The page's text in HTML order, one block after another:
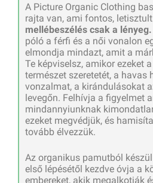
A Picture Organic Clothing
rajta van, ami fontos,
mellébeszélés csak a lényeg.
póló a férfi és a női vonalon
elmondja mindazt, amit a
Te képviselsz, amikor ezeket
természet szeretetét, a havas
vonzalmat, a kirándulásokat
levegőn. Felhívja a figyelmet
mindannyiunknak
ezeket megvédjük, és
tovább élvezzük.
Az organikus pamutból
első lépésétől kezdve óvja a
embereket, akik megalkotják